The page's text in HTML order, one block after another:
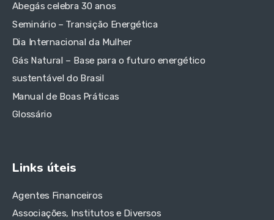
Abegás celebra 30 anos
Seminário – Transição Energética
Dia Internacional da Mulher
Gás Natural – Base para o futuro energético
sustentável do Brasil
Manual de Boas Práticas
Glossário
Links úteis
Agentes Financeiros
Associações, Institutos e Diversos